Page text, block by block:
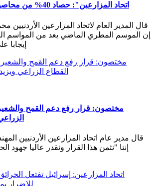
"اتحاد المزارعين": حصاد 40% من محاصيل الكرك حتى الآن
قال المدير العام لاتحاد المزارعين الأردنيين
إن الموسم المطري الماضي يعد من المواسم
إيجابا
مختصون: قرار رفع دعم القمح
قال مدير عام اتحاد المزارعين الأردنيين
إننا "نثمن هذا القرار ونقدر عاليا